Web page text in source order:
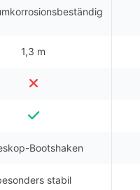
1,3 m
Bootshaken
stabil